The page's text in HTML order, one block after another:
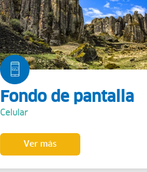
Fondo de pantalla
Celular
Ver más